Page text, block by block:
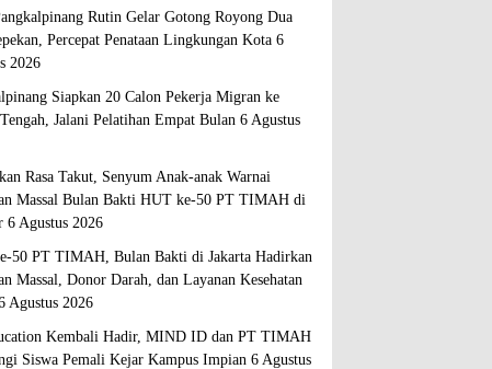
Rutin Gelar Gotong Royong Dua
Percepat Penataan Lingkungan Kota 6
2026
Siapkan 20 Calon Pekerja Migran ke
Jalani Pelatihan Empat Bulan 6 Agustus
Rasa Takut, Senyum Anak-anak Warnai
Massal Bulan Bakti HUT ke-50 PT TIMAH di
6 Agustus 2026
50 PT TIMAH, Bulan Bakti di Jakarta Hadirkan
Massal, Donor Darah, dan Layanan Kesehatan
Agustus 2026
Kembali Hadir, MIND ID dan PT TIMAH
Siswa Pemali Kejar Kampus Impian 6 Agustus